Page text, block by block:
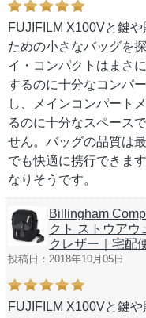
FUJIFILM X100Vと鍵
ための小さなバッグを
イ・コンパクトはまさ
するのに十分なコンパ
し、メインコンパート
るのに十分なスペース
せん。バッグの品質は
でも快適に携行できま
なりそうです。
Billingham
クト ストウアウ
クレザー｜宅配
投稿日：2018年10月05日
FUJIFILM X100Vと鍵